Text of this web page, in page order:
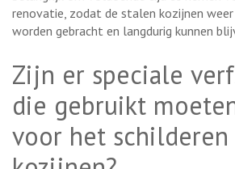
renovatie, zodat de stalen kozijnen
worden gebracht en langdurig kunnen
Zijn er speciale
die gebruikt
voor het schilderen